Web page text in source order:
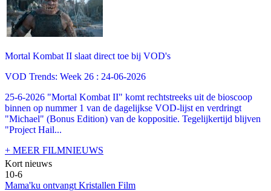
Mortal Kombat II slaat direct toe bij VOD's
VOD Trends: Week 26 : 24-06-2026
25-6-2026 "Mortal Kombat II" komt rechtstreeks uit de bioscoop
binnen op nummer 1 van de dagelijkse VOD-lijst en verdringt
"Michael" (Bonus Edition) van de koppositie. Tegelijkertijd blijven
"Project Hail...
+ MEER FILMNIEUWS
Kort nieuws
10-6
Mama'ku ontvangt Kristallen Film